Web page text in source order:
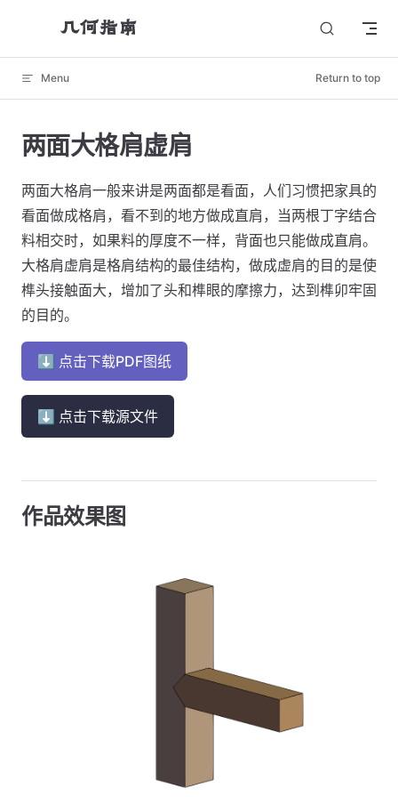
Skip to content
几何指南
Menu Return to top
两面大格肩虚肩
两面大格肩一般来讲是两面都是看面，人们习惯把家具的
看面做成格肩，看不到的地方做成直肩，当两根丁字结合
料相交时，如果料的厚度不一样，背面也只能做成直肩。
大格肩虚肩是格肩结构的最佳结构，做成虚肩的目的是使
榫头接触面大，增加了头和榫眼的摩擦力，达到榫卯牢固
的目的。
⬇ 点击下载PDF图纸
⬇ 点击下载源文件
作品效果图